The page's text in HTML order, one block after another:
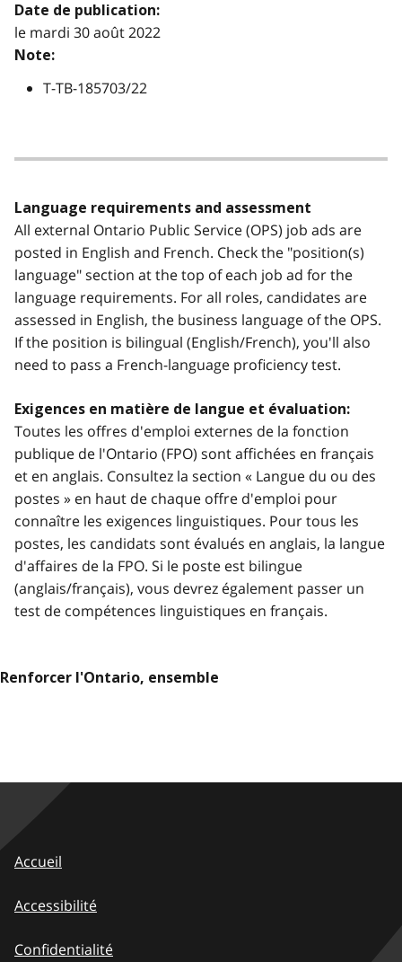
Date de publication:
le mardi 30 août 2022
Note:
T-TB-185703/22
Language requirements and assessment
All external Ontario Public Service (OPS) job ads are
posted in English and French. Check the "position(s)
language" section at the top of each job ad for the
language requirements. For all roles, candidates are
assessed in English, the business language of the OPS.
If the position is bilingual (English/French), you'll also
need to pass a French-language proficiency test.
Exigences en matière de langue et évaluation:
Toutes les offres d'emploi externes de la fonction
publique de l'Ontario (FPO) sont affichées en français
et en anglais. Consultez la section « Langue du ou des
postes » en haut de chaque offre d'emploi pour
connaître les exigences linguistiques. Pour tous les
postes, les candidats sont évalués en anglais, la langue
d'affaires de la FPO. Si le poste est bilingue
(anglais/français), vous devrez également passer un
test de compétences linguistiques en français.
Renforcer l'Ontario, ensemble
Accueil
Accessibilité
Confidentialité